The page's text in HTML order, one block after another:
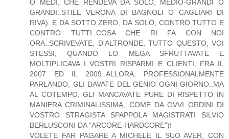
O MEDI, CHE RENDEVA DA SOLO, MEDIO-GRANDI O
GRANDI..STILE VERONA DI BAGNOLI O CAGLIARI DI
RIVA)..E DA SOTTO ZERO, DA SOLO, CONTRO TUTTO E
CONTRO TUTTI..COSA CHE RI FA CON NOI
ORA..SCRIVEVATE, D'ALTRONDE, TUTTO QUESTO, VOI
STESSI, QUANDO LO MEGA SFRUTTAVATE E
MOLTIPLICAVA I VOSTRI RISPARMI E CLIENTI, FRA IL
2007 ED IL 2009..ALLORA, PROFESSIONALMENTE
PARLANDO, GLI DAVATE DEL GENIO OGNI GIORNO..MA
AL COTEMPO, GLI MANCAVATE PURE DI RISPETTO IN
MANIERA CRIMINALISSIMA, COME DA OVVI ORDINI DI
VOSTRO STRAGISTA SPAPPOLA MAGISTRATI SILVIO
BERLUSCONI DA "ARCORE-HARDCORE")!
VOLETE FAR PAGARE A MICHELE IL SUO AVER, CON